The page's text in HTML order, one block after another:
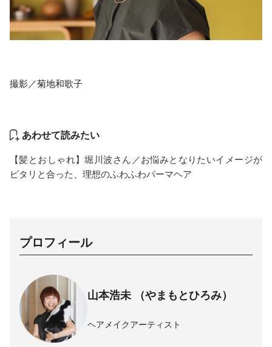
撮影／菊地和歌子
あわせて読みたい
【髪とおしゃれ】堀川波さん／お悩みとなりたいイメージが
ピタリと合った、理想のふわふわパーマヘア
プロフィール
山本浩未 （やまもとひろみ）
ヘアメイクアーティスト